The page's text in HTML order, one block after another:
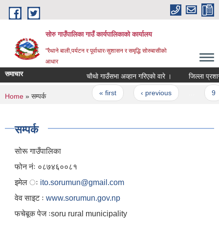
Skip to main content
सोरु गाउँपालिका गाउँ कार्यपालिकाको कार्यालय
"रैथाने बाली,पर्यटन र पूर्वाधारःसुशासन र समृद्धि सोरुबासीको
आधार
समाचार चाैथाे गाउँसभा अव्हान गरिएकाे वारे । जिल्ला
Pages
« first ‹ previous
You are here
Home » सम्पर्क
सम्पर्क
सोरू गाउँपालिका
फोन नंः ०८७४६००८१
इमेल ः ito.sorumun@gmail.com
वेव साइट ः www.sorumun.gov.np
फचेबूक पेज ःsoru rural municipality